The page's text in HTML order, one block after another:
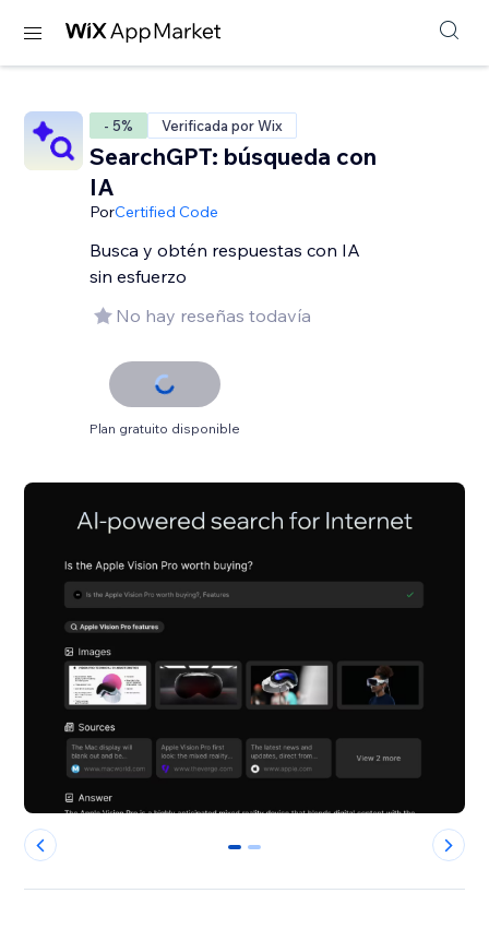
- 5% Verificada por Wix
SearchGPT: búsqueda con
IA
PorCertified Code
Busca y obtén respuestas con IA
sin esfuerzo
No hay reseñas todavía
Plan gratuito disponible
0 1